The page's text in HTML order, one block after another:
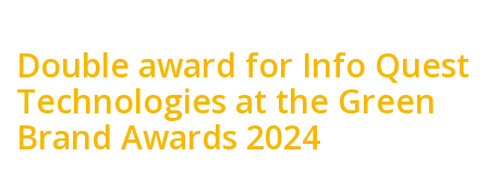
Double award for Info Quest
Technologies at the Green
Brand Awards 2024